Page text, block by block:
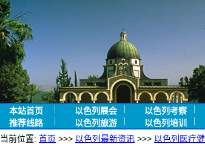
本站首页 以色列展会 以色列考察
推荐线路
以色列旅游 以色列培训
当前位置: 首页 >>> 以色列最新资讯 >>> 以色列医疗